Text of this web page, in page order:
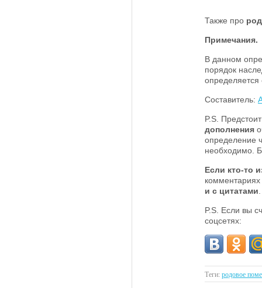
Также про
Примечания.
В данном
порядок
определяется
Составитель:
P.S.
дополнения
определение
необходимо.
Если кто-то
и с цитатами
P.S. Если вы
соцсетях:
Теги: родовое